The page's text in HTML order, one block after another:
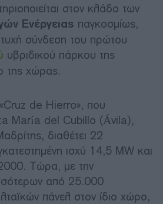
στον κλάδο των
Ενέργειας παγκοσμίως,
σύνδεση του πρώτου
υβριδικού πάρκου της
της χώρας.
de Hierro», που
María del Cubillo (Ávila),
διαθέτει 22
ισχύ 14,5 MW και
Τώρα, με την
από 25.000
πάνελ στον ίδιο χώρο,